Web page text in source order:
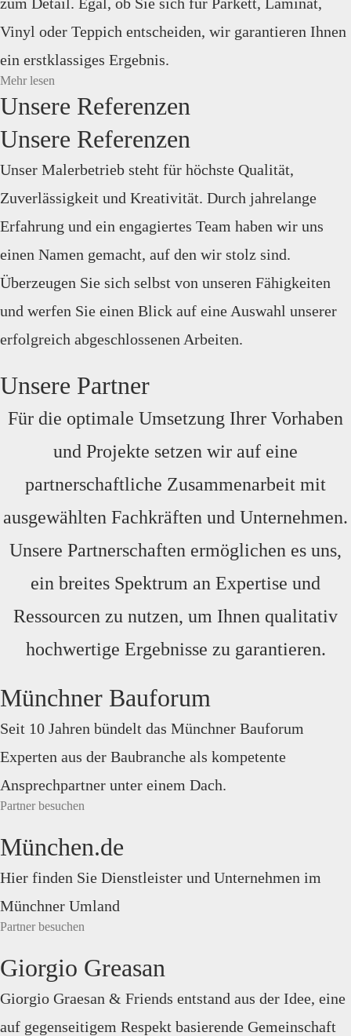
Vinyl oder Teppich entscheiden, wir garantieren Ihnen
ein erstklassiges Ergebnis.
Mehr lesen
Unsere Referenzen
Unsere Referenzen
Unser Malerbetrieb steht für höchste Qualität,
Zuverlässigkeit und Kreativität. Durch jahrelange
Erfahrung und ein engagiertes Team haben wir uns
einen Namen gemacht, auf den wir stolz sind.
Überzeugen Sie sich selbst von unseren Fähigkeiten
und werfen Sie einen Blick auf eine Auswahl unserer
erfolgreich abgeschlossenen Arbeiten.
Unsere Partner
Für die optimale Umsetzung Ihrer Vorhaben
und Projekte setzen wir auf eine
partnerschaftliche Zusammenarbeit mit
ausgewählten Fachkräften und Unternehmen.
Unsere Partnerschaften ermöglichen es uns,
ein breites Spektrum an Expertise und
Ressourcen zu nutzen, um Ihnen qualitativ
hochwertige Ergebnisse zu garantieren.
Münchner Bauforum
Seit 10 Jahren bündelt das Münchner Bauforum
Experten aus der Baubranche als kompetente
Ansprechpartner unter einem Dach.
Partner besuchen
München.de
Hier finden Sie Dienstleister und Unternehmen im
Münchner Umland
Partner besuchen
Giorgio Greasan
Giorgio Graesan & Friends entstand aus der Idee, eine
auf gegenseitigem Respekt basierende Gemeinschaft